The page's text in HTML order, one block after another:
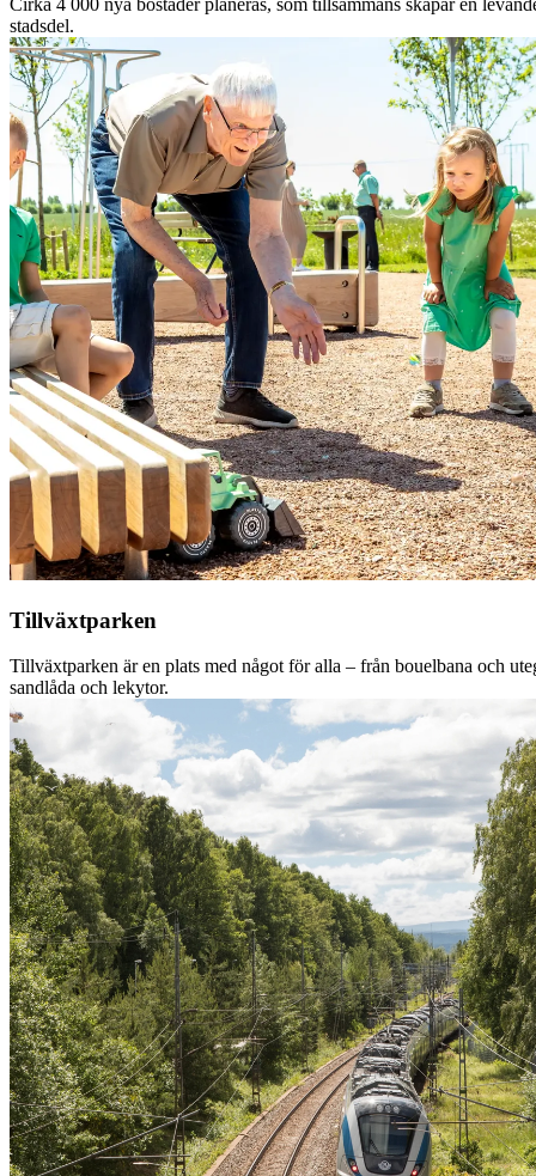
stadsdel.
Tillväxtparken
Tillväxtparken är en plats med något för alla – från bouelbana och
sandlåda och lekytor.